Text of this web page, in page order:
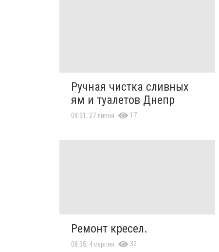
Ручная чистка сливных
ям и туалетов Днепр
08:31, 27 липня 17
Ремонт кресел.
08:35, 4 серпня 32